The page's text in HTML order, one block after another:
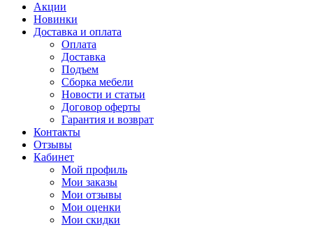
Акции
Новинки
Доставка и оплата
Оплата
Доставка
Подъем
Сборка мебели
Новости и статьи
Договор оферты
Гарантия и возврат
Контакты
Отзывы
Кабинет
Мой профиль
Мои заказы
Мои отзывы
Мои оценки
Мои скидки